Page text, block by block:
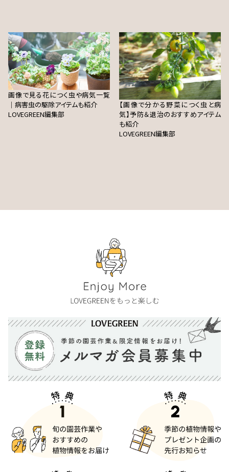
画像で見る花につく虫や病気一覧
｜病害虫の駆除アイテムも紹介
LOVEGREEN編集部
【画像で分かる野菜につく虫と病
気】予防＆退治のおすすめアイテム
も紹介
LOVEGREEN編集部